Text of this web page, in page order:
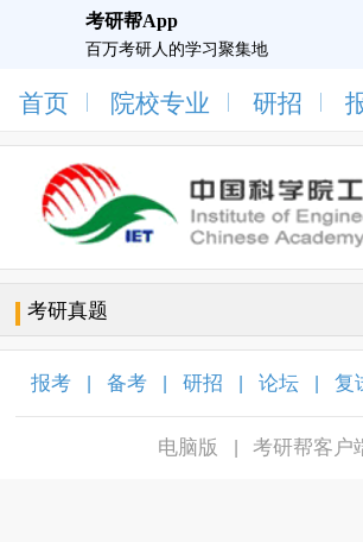
考研帮App
百万考研人的学习聚集地
首页 院校专业 研招
考研真题
报考 备考 研招 论坛 复
电脑版 考研帮客户